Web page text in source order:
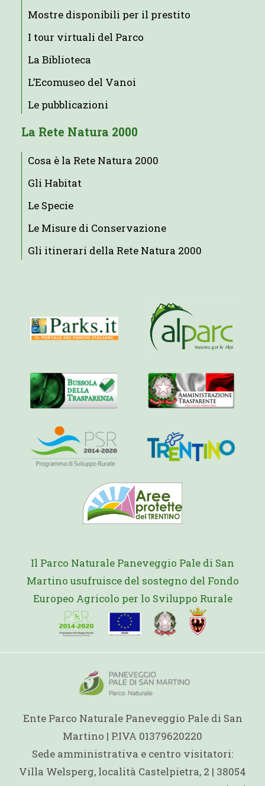
Mostre disponibili per il prestito
I tour virtuali del Parco
La Biblioteca
L’Ecomuseo del Vanoi
Le pubblicazioni
La Rete Natura 2000
Cosa è la Rete Natura 2000
Gli Habitat
Le Specie
Le Misure di Conservazione
Gli itinerari della Rete Natura 2000
Il Parco Naturale Paneveggio Pale di San
Martino usufruisce del sostegno del Fondo
Europeo Agricolo per lo Sviluppo Rurale
Ente Parco Naturale Paneveggio Pale di San
Martino | P.IVA 01379620220
Sede amministrativa e centro visitatori:
Villa Welsperg, località Castelpietra, 2 | 38054